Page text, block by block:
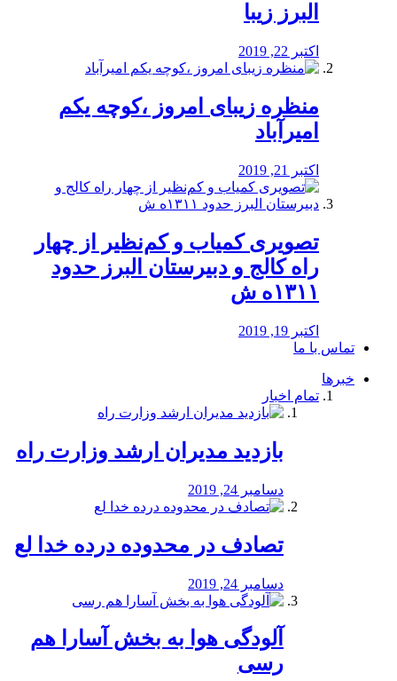
البرز زیبا
اکتبر 22, 2019
منظره‌‌ زیبای امروز ،کوچه یکم
امیرآباد
اکتبر 21, 2019
️تصویری کمیاب و کم‌نظیر از چهار
راه كالج و دبيرستان البرز حدود
۱۳۱۱ه ش
اکتبر 19, 2019
تماس با ما
خبرها
تمام اخبار
بازدید مدیران ارشد وزارت راه
دسامبر 24, 2019
تصادف در محدوده درده خدا لع
دسامبر 24, 2019
آلودگی هوا به بخش آسارا هم
رسی